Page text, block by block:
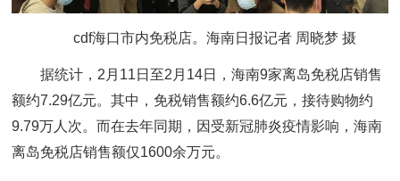
cdf海口市内免税店。海南日报记者 周晓梦 摄
据统计，2月11日至2月14日，海南9家离岛免税店销售
额约7.29亿元。其中，免税销售额约6.6亿元，接待购物约
9.79万人次。而在去年同期，因受新冠肺炎疫情影响，海南
离岛免税店销售额仅1600余万元。